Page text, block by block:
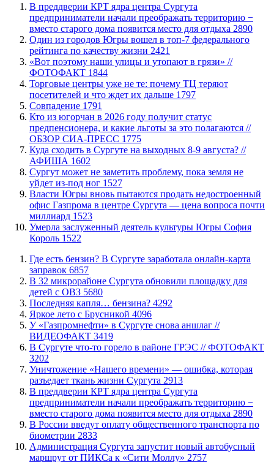
​В преддверии КРТ ядра центра Сургута
предприниматели начали преображать территорию −
вместо старого дома появится место для отдыха 2890
Один из городов Югры вошел в топ-7 федерального
рейтинга по качеству жизни 2421
«Вот поэтому наши улицы и утопают в грязи» //
ФОТОФАКТ 1844
Торговые центры уже не те: почему ТЦ теряют
посетителей и что ждет их дальше 1797
​Совпадение 1791
Кто из югорчан в 2026 году получит статус
предпенсионера, и какие льготы за это полагаются //
ОБЗОР СИА-ПРЕСС 1775
​Куда сходить в Сургуте на выходных 8-9 августа? //
АФИША 1602
Сургут может не заметить проблему, пока земля не
уйдет из-под ног 1527
Власти Югры вновь пытаются продать недостроенный
офис Газпрома в центре Сургута — цена вопроса почти
миллиард 1523
​Умерла заслуженный деятель культуры Югры София
Король 1522
​Где есть бензин? В Сургуте заработала онлайн-карта
заправок 6857
В 32 микрорайоне Сургута обновили площадку для
детей с ОВЗ 5680
​Последняя капля… бензина? 4292
Яркое лето с Брусникой 4096
У «Газпромнефти» в Сургуте снова аншлаг //
ВИДЕОФАКТ 3419
​В Сургуте что-то горело в районе ГРЭС // ФОТОФАКТ
3202
​Уничтожение «Нашего времени» — ошибка, которая
разъедает ткань жизни Сургута 2913
​В преддверии КРТ ядра центра Сургута
предприниматели начали преображать территорию −
вместо старого дома появится место для отдыха 2890
В России введут оплату общественного транспорта по
биометрии 2833
​Администрация Сургута запустит новый автобусный
маршрут от ПИКСа к «Сити Моллу» 2757